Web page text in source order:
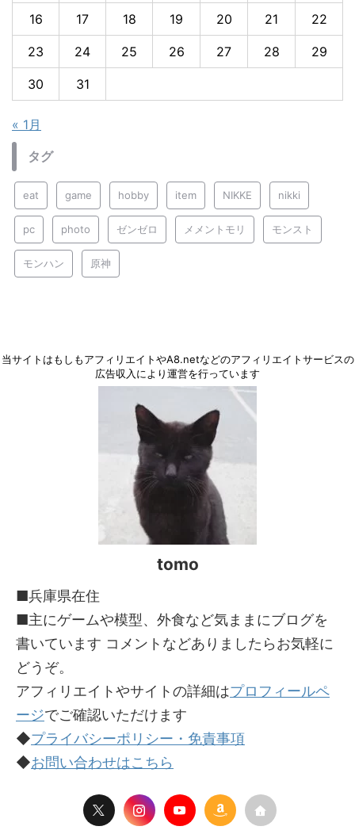
16 17 18 19 20 21 22
23 24 25 26 27 28 29
30 31
« 1月
タグ
eat game hobby item NIKKE nikki
pc photo ゼンゼロ メメントモリ モンスト
モンハン 原神
当サイトはもしもアフィリエイトやA8.netなどのアフィリエイトサービスの
広告収入により運営を行っています
tomo
■兵庫県在住
■主にゲームや模型、外食など気ままにブログを
書いています コメントなどありましたらお気軽に
どうぞ。
アフィリエイトやサイトの詳細はプロフィールペ
ージでご確認いただけます
◆プライバシーポリシー・免責事項
◆お問い合わせはこちら